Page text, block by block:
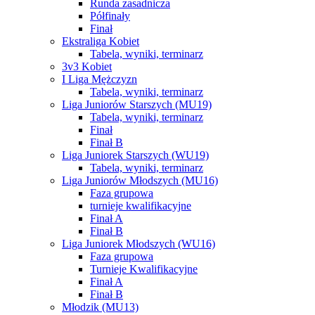
Runda zasadnicza
Półfinały
Finał
Ekstraliga Kobiet
Tabela, wyniki, terminarz
3v3 Kobiet
I Liga Mężczyzn
Tabela, wyniki, terminarz
Liga Juniorów Starszych (MU19)
Tabela, wyniki, terminarz
Finał
Finał B
Liga Juniorek Starszych (WU19)
Tabela, wyniki, terminarz
Liga Juniorów Młodszych (MU16)
Faza grupowa
turnieje kwalifikacyjne
Finał A
Finał B
Liga Juniorek Młodszych (WU16)
Faza grupowa
Turnieje Kwalifikacyjne
Finał A
Finał B
Młodzik (MU13)